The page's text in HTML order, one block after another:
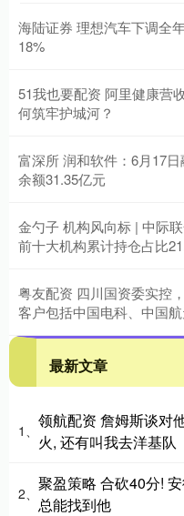
海陆证券 理想汽车下调全
18%
51我也要配资 阿里健康营
何筑牢护城河？
富深所 润和软件：6月17
余额31.35亿元
金勺子 机构风向标 | 中际
前十大机构累计持仓占比
粤友配资 四川国资委实控
客户包括中国电科、中国
最新文章
1、
领航配资 詹姆斯谈对
火, 还有叫我去洋基队
2、
聚盈策略 合砍40分!
总能找到他